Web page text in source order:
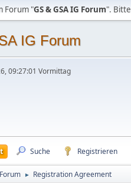
Forum "GS & GSA IG Forum". Bitte
IG Forum
09:27:01 Vormittag
Suche Registrieren
► Registration Agreement